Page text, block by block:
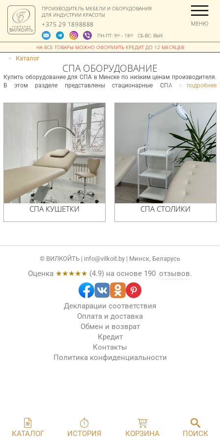
ПРОИЗВОДИТЕЛЬ МЕБЕЛИ И ОБОРУДОВАНИЯ
ДЛЯ ИНДУСТРИИ КРАСОТЫ
+375 29 1898888
ПН-ПТ: 900- 1800СБ-ВС: ВЫХ
МЕНЮ
> Каталог
СПА ОБОРУДОВАНИЕ
Купить оборудование для СПА в Минске по низким ценам производителя.
В этом разделе представлены стационарные СПА кушетки на
спинки, а также СПА столики. У нас можно выбрать вариант обивки
нужного цвета и текстуры, с соответствующими свойствами для СПА
подробнее
СПА КУШЕТКИ СПА СТОЛИКИ
© ВИЛКОЙТЬ | info@vilkoit.by | Минск, Беларусь
Оценка ★★★★★ (4.9) на основе 190 отзывов.
Декларации соответствия
Оплата и доставка
Обмен и возврат
Кредит
Контакты
Политика конфиденциальности
КАТАЛОГ ИСТОРИЯ КОРЗИНА ПОИСК